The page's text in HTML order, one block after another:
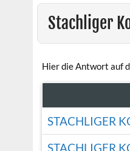
Stachliger
Hier die Antwort auf
STACHLIGER
STACHLIGER